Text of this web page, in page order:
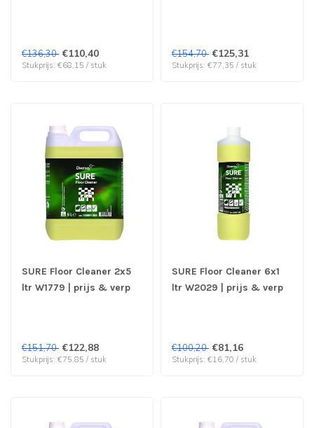
€136,30 €110,40
Stukprijs: €68,15 / stuk
€154,70 €125,31
Stukprijs: €77,35 / stuk
SURE Floor Cleaner 2x5
ltr W1779 | prijs & verp
€151,70 €122,88
Stukprijs: €75,85 / stuk
SURE Floor Cleaner 6x1
ltr W2029 | prijs & verp
€100,20 €81,16
Stukprijs: €16,70 / stuk